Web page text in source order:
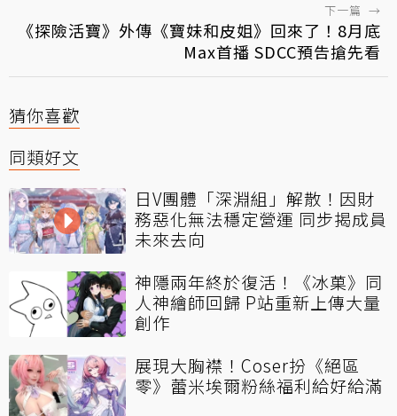
下一篇 →
《探險活寶》外傳《寶妹和皮姐》回來了！8月底
Max首播 SDCC預告搶先看
猜你喜歡
同類好文
日V團體「深淵組」解散！因財
務惡化無法穩定營運 同步揭成員
未來去向
神隱兩年終於復活！《冰菓》同
人神繪師回歸 P站重新上傳大量
創作
展現大胸襟！Coser扮《絕區
零》蕾米埃爾粉絲福利給好給滿